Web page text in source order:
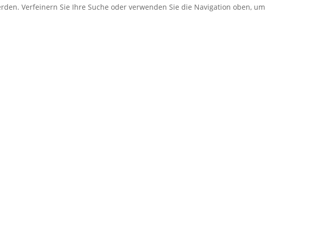
Verfeinern Sie Ihre Suche oder verwenden Sie die Navigation oben, um